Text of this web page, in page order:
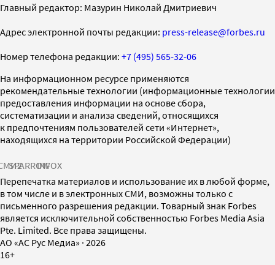
Главный редактор: Мазурин Николай Дмитриевич
Адрес электронной почты редакции: press-release@forbes.ru
Номер телефона редакции: +7 (495) 565-32-06
На информационном ресурсе применяются
рекомендательные технологии (информационные технологии
предоставления информации на основе сбора,
систематизации и анализа сведений, относящихся
к предпочтениям пользователей сети «Интернет»,
находящихся на территории Российской Федерации)
SPARROWINFOX
Перепечатка материалов и использование их в любой форме,
в том числе и в электронных СМИ, возможны только с
письменного разрешения редакции. Товарный знак Forbes
является исключительной собственностью Forbes Media Asia
Pte. Limited. Все права защищены.
AO «АС Рус Медиа» · 2026
16+